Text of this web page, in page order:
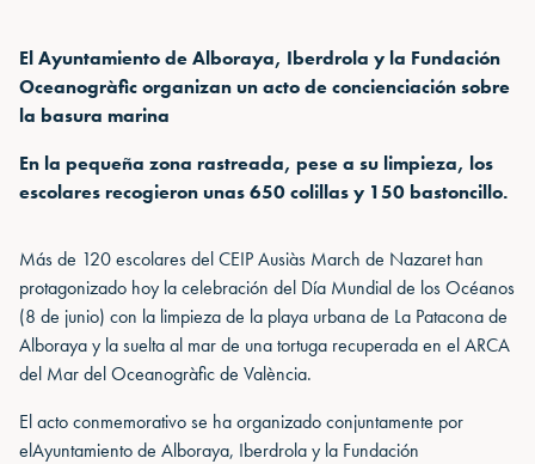
El Ayuntamiento de Alboraya, Iberdrola y la Fundación
Oceanogràfic organizan un acto de concienciación sobre
la basura marina
En la pequeña zona rastreada, pese a su limpieza, los
escolares recogieron unas 650 colillas y 150 bastoncillo.
Más de 120 escolares del CEIP Ausiàs March de Nazaret han
protagonizado hoy la celebración del Día Mundial de los Océanos
(8 de junio) con la limpieza de la playa urbana de La Patacona de
Alboraya y la suelta al mar de una tortuga recuperada en el ARCA
del Mar del Oceanogràfic de València.
El acto conmemorativo se ha organizado conjuntamente por
elAyuntamiento de Alboraya, Iberdrola y la Fundación